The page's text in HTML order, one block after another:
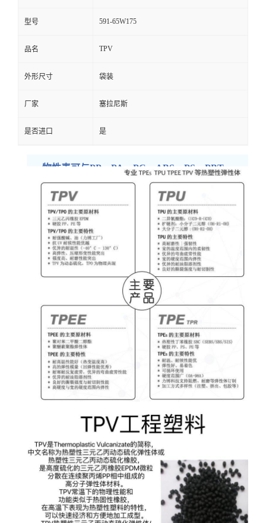
型号 591-65W175
品名 TPV
外形尺寸 袋装
厂家 塞拉尼斯
是否进口 是
物性表可与PP、PA、PC、ABS、PS、PBT、
PET等多种材料共注射或挤出成型
用 途：电气原件、垫圈、隔膜、管件、家电部
件、密封件、汽车发动机罩下的零件、汽车领域的
应用、消费品应用领域。
应 用：1、工业-密封件和垫片；2、汽车-火花
塞、保险杠、护孔环、管夹、进气系统导管、密封
条、转向和悬挂系统的防尘和风箱；3、消费品-地
板护理用品